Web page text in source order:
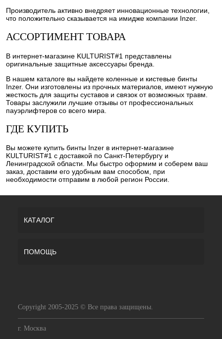
Производитель активно внедряет инновационные технологии,
что положительно сказывается на имидже компании Inzer.
АССОРТИМЕНТ ТОВАРА
В интернет-магазине KULTURIST#1 представлены
оригинальные защитные аксессуары бренда.
В нашем каталоге вы найдете коленные и кистевые бинты
Inzer. Они изготовлены из прочных материалов, имеют нужную
жесткость для защиты суставов и связок от возможных травм.
Товары заслужили лучшие отзывы от профессиональных
пауэрлифтеров со всего мира.
ГДЕ КУПИТЬ
Вы можете купить бинты Inzer в интернет-магазине
KULTURIST#1 с доставкой по Санкт-Петербургу и
Ленинградской области. Мы быстро оформим и соберем ваш
заказ, доставим его удобным вам способом, при
необходимости отправим в любой регион России.
КАТАЛОГ
ПОМОЩЬ
Copyright 2005-2025 © Все права защищены.
г. Москва